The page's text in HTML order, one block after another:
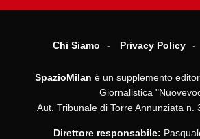
Chi Siamo Privacy Policy
SpazioMilan è un supplemento
Giornalistica
Aut. Tribunale di Torre Annunziata n.
Direttore responsabile: